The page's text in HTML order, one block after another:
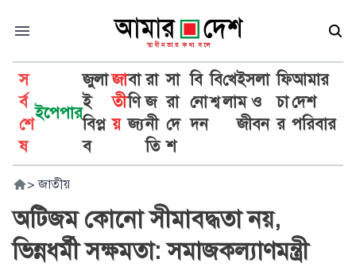
স
র্ব
শে
ষ
ইপেপার
জুলা
ই
বিপ্ল
ব
জা
তী
য়
বা
ণি
জ্য
রা
জ
নী
তি
সা
রা
দে
শ
বি
নো
দন
বি
শ্ব
খে
লা
ইসলা
ম ও
জীবন
ফি
চা
র
আমার
দেশ
পরিবার
> জাতীয়
অটিজম কোনো সীমাবদ্ধতা নয়,
ভিন্নধর্মী সক্ষমতা: সমাজকল্যাণমন্ত্রী